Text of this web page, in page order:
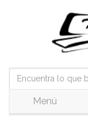
Menú